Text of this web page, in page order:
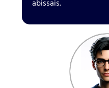
abissais.